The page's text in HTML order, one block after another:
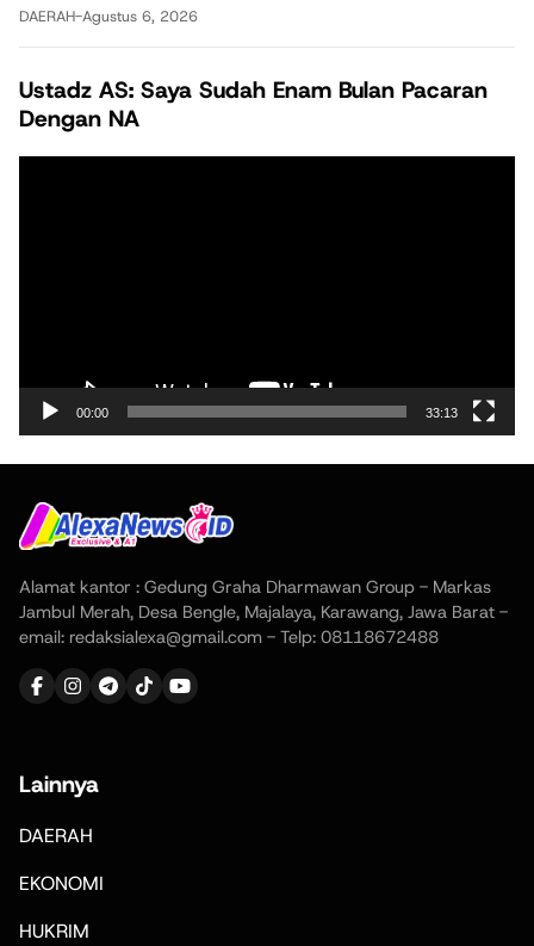
DAERAH-Agustus 6, 2026
Ustadz AS: Saya Sudah Enam Bulan Pacaran
Dengan NA
00:00 33:13
Alamat kantor : Gedung Graha Dharmawan Group - Markas
Jambul Merah, Desa Bengle, Majalaya, Karawang, Jawa Barat -
email: redaksialexa@gmail.com - Telp: 08118672488
Lainnya
DAERAH
EKONOMI
HUKRIM